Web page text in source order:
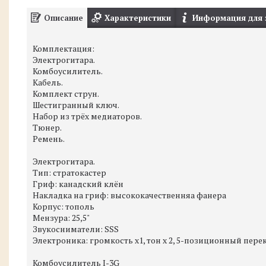
Описание Характеристики Информация для
Комплектация:
Электрогитара.
Комбоусилитель.
Кабель.
Комплект струн.
Шестигранный ключ.
Набор из трёх медиаторов.
Тюнер.
Ремень.
Электрогитара.
Тип: стратокастер
Гриф: канадский клён
Накладка на гриф: высококачественняа фанера
Корпус: тополь
Мензура: 25,5"
Звукосниматели: SSS
Электроника: громкость х1, тон х 2, 5-позиционный
Комбоусилитель I-3G